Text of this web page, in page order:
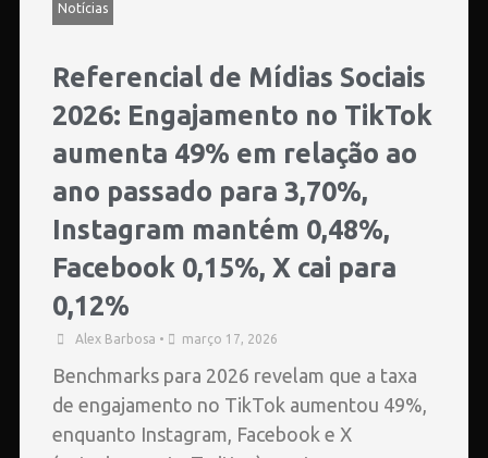
Notícias
Referencial de Mídias Sociais
2026: Engajamento no TikTok
aumenta 49% em relação ao
ano passado para 3,70%,
Instagram mantém 0,48%,
Facebook 0,15%, X cai para
0,12%
Alex Barbosa • março 17, 2026
Benchmarks para 2026 revelam que a taxa
de engajamento no TikTok aumentou 49%,
enquanto Instagram, Facebook e X